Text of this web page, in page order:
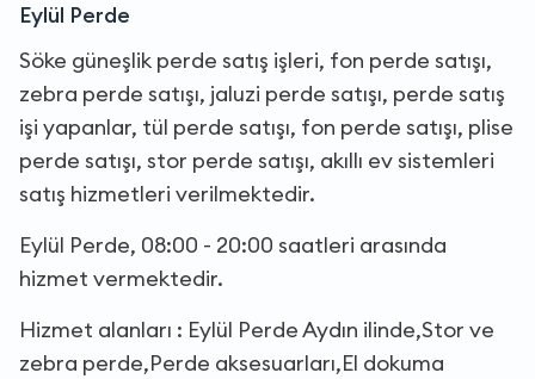
Eylül Perde
Söke güneşlik perde satış işleri, fon perde satışı,
zebra perde satışı, jaluzi perde satışı, perde satış
işi yapanlar, tül perde satışı, fon perde satışı, plise
perde satışı, stor perde satışı, akıllı ev sistemleri
satış hizmetleri verilmektedir.
Eylül Perde, 08:00 - 20:00 saatleri arasında
hizmet vermektedir.
Hizmet alanları : Eylül Perde Aydın ilinde,Stor ve
zebra perde,Perde aksesuarları,El dokuma